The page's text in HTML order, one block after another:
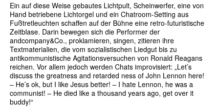
Ein auf diese Weise gebautes Lichtpult, Scheinwerfer, eine von
Hand betriebene Lichtorgel und ein Chatroom-Setting aus
Fußtretleuchten schaffen auf der Bühne eine retro-futuristische
Zeitblase. Darin bewegen sich die Performer der
andcompany&Co., proklamieren, singen, zitieren ihre
Textmaterialien, die vom sozialistischen Liedgut bis zu
antikommunistische Agitationsversuchen von Ronald Reagans
reichen. Vor allem jedoch werden Chats improvisiert: „Let’s
discuss the greatness and retarded ness of John Lennon here!
– He’s ok, but I like Jesus better! – I hate Lennon, he was a
communist! – He died like a thousand years ago, get over it
buddy!“